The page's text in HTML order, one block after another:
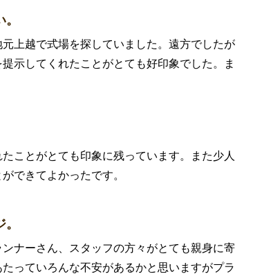
上越で式場を探していました。遠方でしたが
示してくれたことがとても好印象でした。ま
ことがとても印象に残っています。また少人
できてよかったです。
ナーさん、スタッフの方々がとても親身に寄
っていろんな不安があるかと思いますがプラ